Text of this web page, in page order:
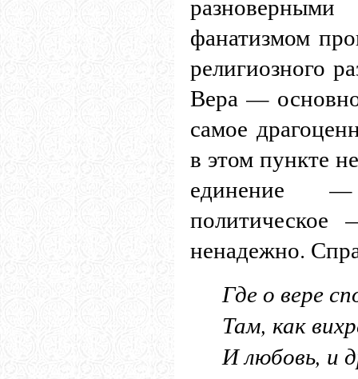
фанатизмом
религиозного
Вера —
самое
в этом пункте
единение —
ненадежно.
Где о вере
Там, как
И любовь, и